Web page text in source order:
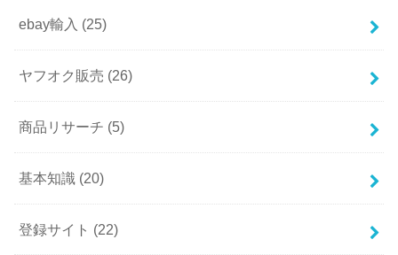
ebay輸入 (25)
ヤフオク販売 (26)
商品リサーチ (5)
基本知識 (20)
登録サイト (22)